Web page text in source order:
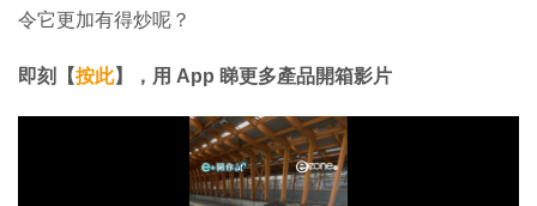
令它更加有得炒呢？
即刻【按此】，用 App 睇更多產品開箱影片